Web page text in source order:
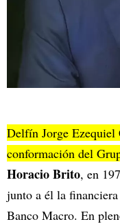
Delfín Jorge Ezequiel
conformación del
Horacio Brito, en
junto a él la
Banco Macro. En